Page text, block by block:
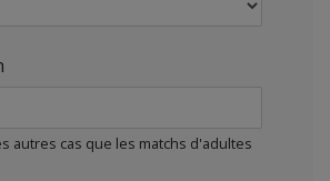
autres cas que les matchs d'adultes